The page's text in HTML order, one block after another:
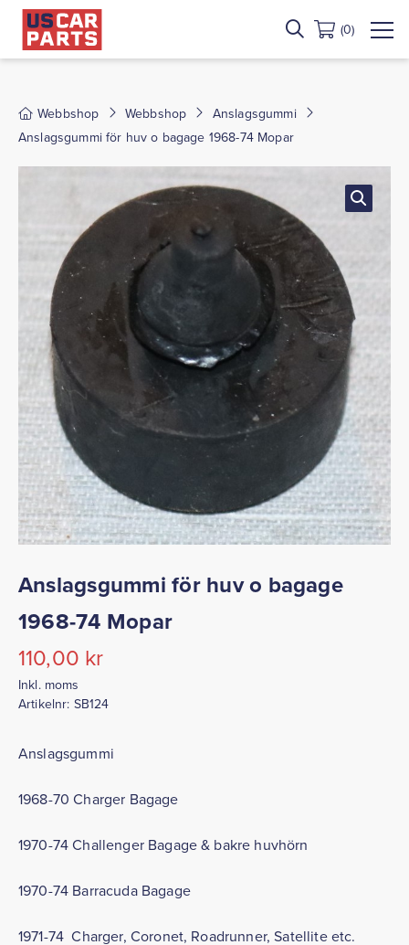
(0)
Webbshop Webbshop
Anslagsgummi
Anslagsgummi för huv o bagage 1968-74 Mopar
Anslagsgummi för huv o bagage
1968-74 Mopar
110,00 kr
Inkl. moms
Artikelnr: SB124
Anslagsgummi
1968-70 Charger Bagage
1970-74 Challenger Bagage & bakre huvhörn
1970-74 Barracuda Bagage
1971-74 Charger, Coronet, Roadrunner, Satellite etc.